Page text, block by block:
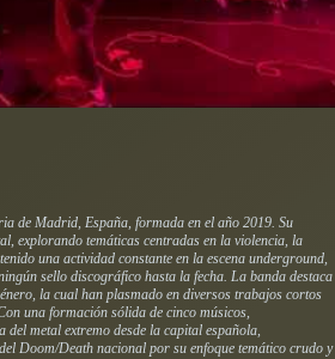
de Madrid, España, formada en el año 2019. Su
explorando temáticas centradas en la violencia, la
una actividad constante en la escena underground,
sello discográfico hasta la fecha. La banda destaca
la cual han plasmado en diversos trabajos cortos
una formación sólida de cinco músicos,
metal extremo desde la capital española,
Doom/Death nacional por su enfoque temático crudo y